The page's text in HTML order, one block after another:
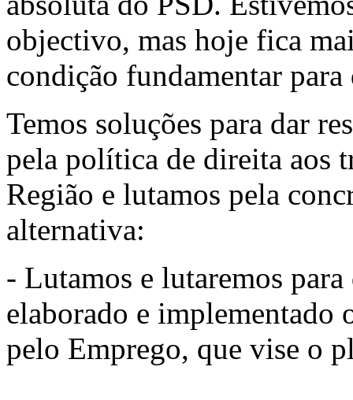
objectivo, mas hoje fica
condição fundamentar
Temos soluções para dar
pela política de direita aos
Região e lutamos pela
alternativa:
- Lutamos e lutaremos
elaborado e implementado
pelo Emprego, que vise o